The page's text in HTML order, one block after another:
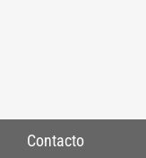
Contacto